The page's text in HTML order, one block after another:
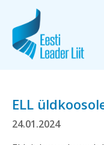
ELL
24.01.2024